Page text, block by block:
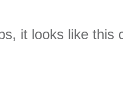
it looks like this